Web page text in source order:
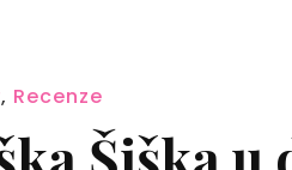
, Recenze